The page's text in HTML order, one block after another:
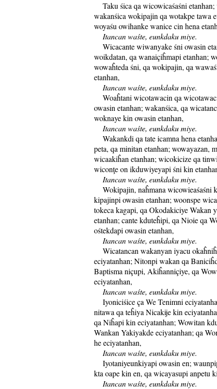
Taku śica qa wicowicaśaśni etanhan;
wakanśica wokipajin qa wotakpe tawa
woyaśu owihanke wanice cin hena
Itancan waśte, eunkdaku miye.
Wicacante wiwanyake śni owasin
woikdatan, qa wanaiçiĥmapi etanhan;
wowaĥteda śni, qa wokipajin, qa
etanhan,
Itancan waśte, eunkdaku miye.
Woaĥtani wicotawacin qa
owasin etanhan; wakanśica, qa
woknaye kin owasin etanhan,
Itancan waśte, eunkdaku miye.
Wakankdi qa tate icamna hena
peta, qa minitan etanhan; wowayazan,
wicaakiĥan etanhan; wicokicize qa
wiconţe on ikduwiyeyapi śni kin
Itancan waśte, eunkdaku miye.
Wokipajin, naĥmana wicowieaśaśni
kipajinpi owasin etanhan; woonspe
tokeca kagapi, qa Okodakiciye Wakan
etanhan; cante kduteĥipi, qa Nioie qa
ośtekdapi owasin etanhan,
Itancan waśte, eunkdaku miye.
Wicatancan wakanyan iyacu
eciyatanhan; Nitonpi wakan qa
Baptisma niçupi, Akiĥanniçiye, qa
eciyatanhan,
Itancan waśte, eunkdaku miye.
Iyoniciśice ça We Tenimni
nitawa qa teĥiya Nicakije kin
qa Niĥapi kin eciyatanhan; Wowitan
Wankan Yakiyakde eciyatanhan; qa
he eciyatanhan,
Itancan waśte, eunkdaku miye.
Iyotaniyeunkiyapi owasin en;
kta oape kin en, qa wicayasupi anpetu
Itancan waśte, eunkdaku miye.